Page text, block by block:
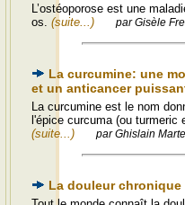
L’ostéoporose est une
os. (suite...) par Gisèle
La curcumine: une
et un anticancer
La curcumine est le nom
l'épice curcuma (ou turmeric
(suite...)
par Ghislain
La douleur chronique